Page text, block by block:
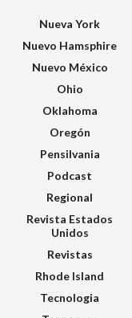
Nueva York
Nuevo Hamsphire
Nuevo México
Ohio
Oklahoma
Oregón
Pensilvania
Podcast
Regional
Revista Estados
Unidos
Revistas
Rhode Island
Tecnologia